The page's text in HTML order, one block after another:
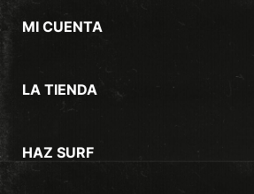
MI CUENTA
LA TIENDA
HAZ SURF